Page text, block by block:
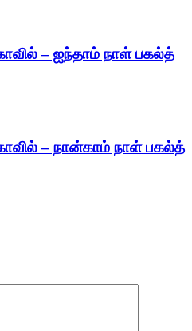
– ஐந்தாம் நாள் பகல்த்
– நான்காம் நாள் பகல்த்